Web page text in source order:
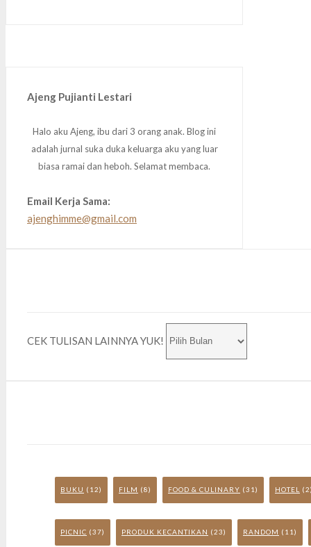
Ajeng Pujianti Lestari
Halo aku Ajeng, ibu dari 3 orang anak. Blog ini
adalah jurnal suka duka keluarga aku yang luar
biasa ramai dan heboh. Selamat membaca.
Email Kerja Sama:
ajenghimme@gmail.com
CEK TULISAN LAINNYA YUK!
BUKU (12) FILM (8) FOOD & CULINARY (31) HOTEL
PICNIC (37) PRODUK KECANTIKAN (23) RANDOM (11)